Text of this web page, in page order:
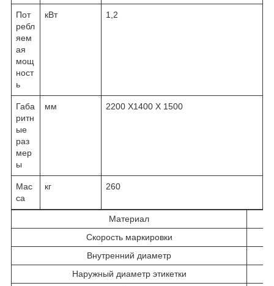
Пот
ребл
яем
ая
мощ
ност
ь
кВт 1,2
Габа
ритн
ые
раз
мер
ы
мм 2200 Х1400 X 1500
Мас
са
кг 260
Материал
Скорость маркировки
Внутренний диаметр
Наружный диаметр этикетки